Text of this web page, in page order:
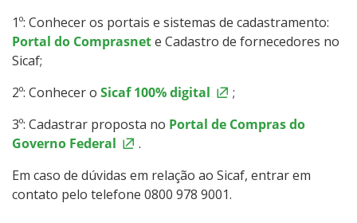
1º: Conhecer os portais e sistemas de cadastramento:
Portal do Comprasnete Cadastro de fornecedores no
Sicaf;
2º: Conhecer o Sicaf 100% digital
;
3º: Cadastrar proposta no Portal de Compras do
Governo Federal
.
Em caso de dúvidas em relação ao Sicaf, entrar em
contato pelo telefone 0800 978 9001.